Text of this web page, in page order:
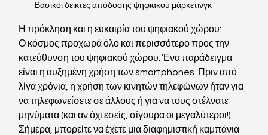
Βασικοί δείκτες απόδοσης ψηφιακού μάρκετινγκ
Η πρόκληση και η ευκαιρία του ψηφιακού χώρου:
Ο κόσμος προχωρά όλο και περισσότερο προς την
κατεύθυνση του ψηφιακού χώρου. Ένα παράδειγμα
είναι η αυξημένη χρήση των smartphones. Πριν από
λίγα χρόνια, η χρήση των κινητών τηλεφώνων ήταν για
να τηλεφωνείσετε σε άλλους ή για να τους στέλνατε
μηνύματα (και αν όχι εσείς, σίγουρα οι μεγαλύτεροι!).
Σήμερα, μπορείτε να έχετε μια διαφημιστική καμπάνια